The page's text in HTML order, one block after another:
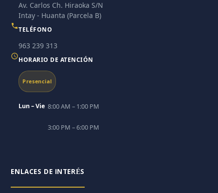
Av. Carlos Ch. Hiraoka S/N
Intay - Huanta (Parcela B)
TELÉFONO
963 239 313
HORARIO DE ATENCIÓN
Presencial
Lun – Vie 8:00 AM – 1:00 PM
3:00 PM – 6:00 PM
ENLACES DE INTERÉS